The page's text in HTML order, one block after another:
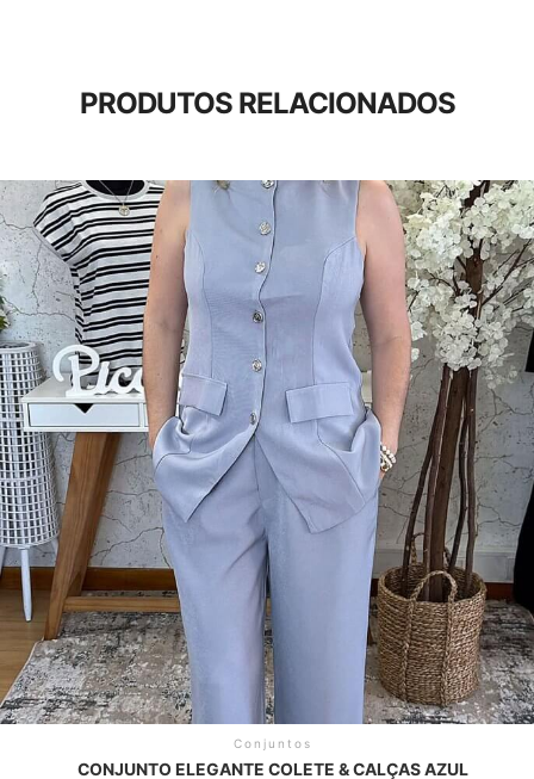
PRODUTOS RELACIONADOS
Conjuntos
CONJUNTO ELEGANTE COLETE & CALÇAS AZUL